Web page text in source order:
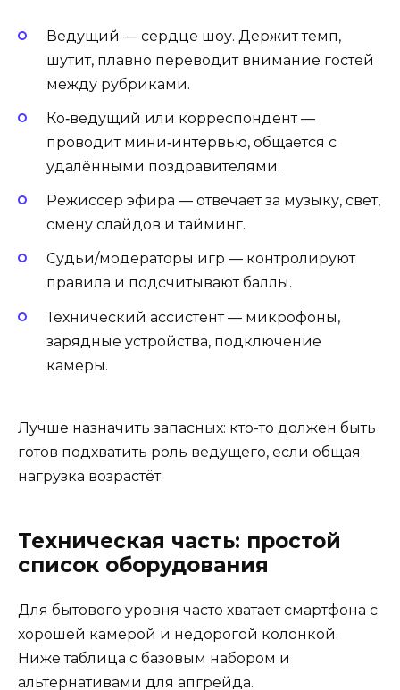
Ведущий — сердце шоу. Держит темп,
шутит, плавно переводит внимание гостей
между рубриками.
Ко‑ведущий или корреспондент —
проводит мини‑интервью, общается с
удалёнными поздравителями.
Режиссёр эфира — отвечает за музыку, свет,
смену слайдов и тайминг.
Судьи/модераторы игр — контролируют
правила и подсчитывают баллы.
Технический ассистент — микрофоны,
зарядные устройства, подключение
камеры.
Лучше назначить запасных: кто-то должен быть
готов подхватить роль ведущего, если общая
нагрузка возрастёт.
Техническая часть: простой
список оборудования
Для бытового уровня часто хватает смартфона с
хорошей камерой и недорогой колонкой.
Ниже таблица с базовым набором и
альтернативами для апгрейда.